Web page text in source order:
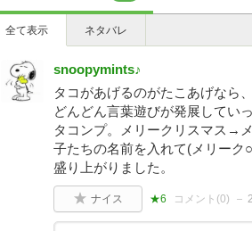
全て表示 ネタバレ
snoopymints♪
タコがあげるのがたこあげなら
どんどん言葉遊びが発展してい
タコンプ。メリークリスマス→
子たちの名前を入れて(メリーク
盛り上がりました。
ナイス ★6 コメント(0)